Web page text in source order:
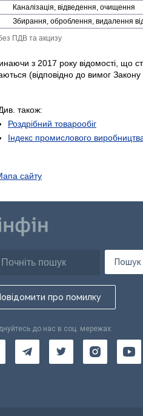
Каналізація, відведення, очищення
Збирання, оброблення, видалення
ПДВ та акцизу
з 2017 року відомості, що
(відповідно до вимог
також:
Роздрібний товарообіг
Індекс промислового
сайту
Пошук
про помилку
до нас в соц. мережах: